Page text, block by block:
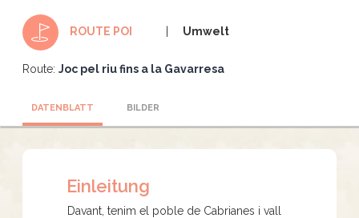
ROUTE POI Umwelt
Route: Joc pel riu fins a la Gavarresa
DATENBLATT BILDER
Einleitung
Davant, tenim el poble de Cabrianes i vall